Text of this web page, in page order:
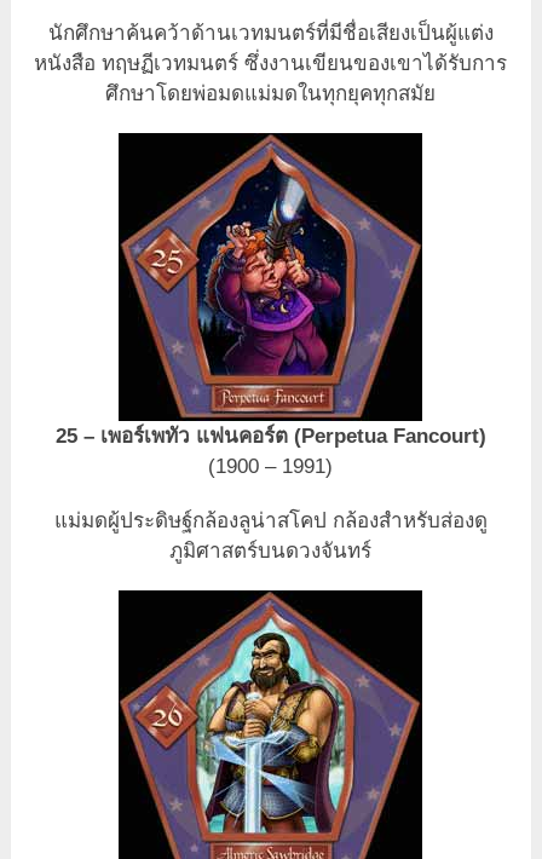
นักศึกษาค้นคว้าด้านเวทมนตร์ที่มีชื่อเสียงเป็นผู้แต่ง
หนังสือ ทฤษฏีเวทมนตร์ ซึ่งงานเขียนของเขาได้รับการ
ศึกษาโดยพ่อมดแม่มดในทุกยุคทุกสมัย
25 – เพอร์เพทัว แฟนคอร์ต (Perpetua Fancourt)
(1900 – 1991)
แม่มดผู้ประดิษฐ์กล้องลูน่าสโคป กล้องสำหรับส่องดู
ภูมิศาสตร์บนดวงจันทร์